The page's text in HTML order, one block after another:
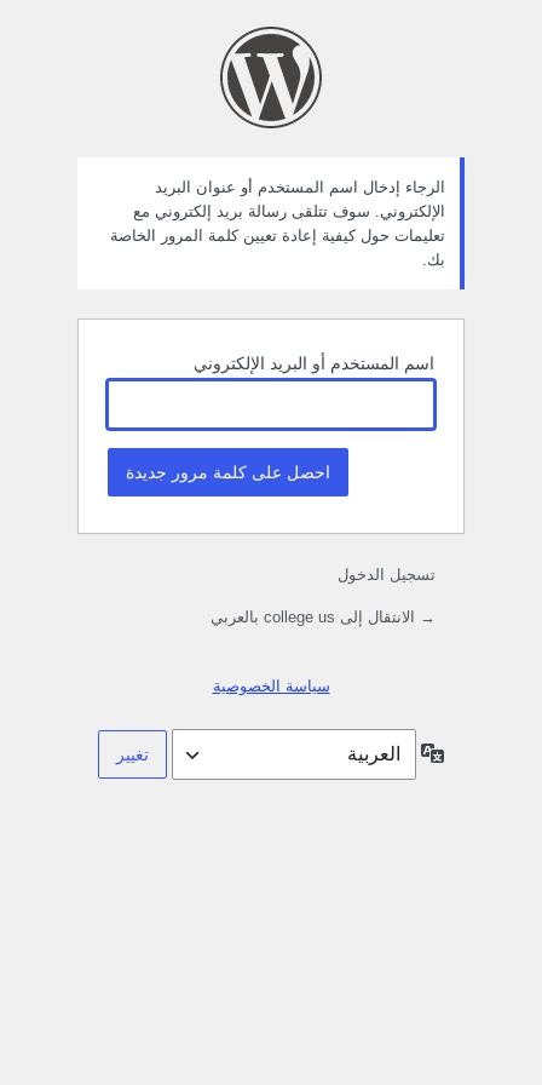
الرجاء إدخال اسم المستخدم أو عنوان البريد
الإلكتروني. سوف تتلقى رسالة بريد إلكتروني مع
تعليمات حول كيفية إعادة تعيين كلمة المرور الخاصة
بك.
اسم المستخدم أو البريد الإلكتروني
تسجيل الدخول
→ الانتقال إلى college us بالعربي
سياسة الخصوصية
اللغة